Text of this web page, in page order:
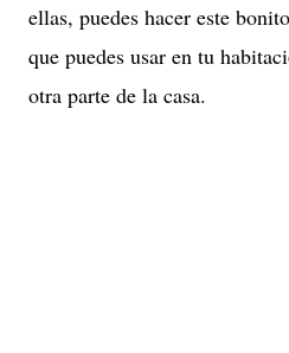
ellas, puedes hacer este
que puedes usar en tu
otra parte de la casa.